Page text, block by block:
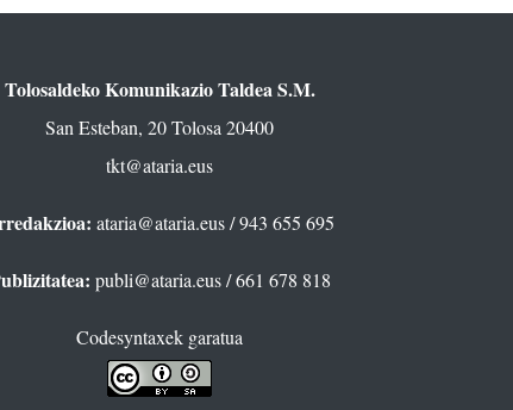
Tolosaldeko Komunikazio Taldea S.M.
San Esteban, 20 Tolosa 20400
tkt@ataria.eus
ataria@ataria.eus/ 943 655 695
publi@ataria.eus/ 661 678 818
Codesyntaxek garatua